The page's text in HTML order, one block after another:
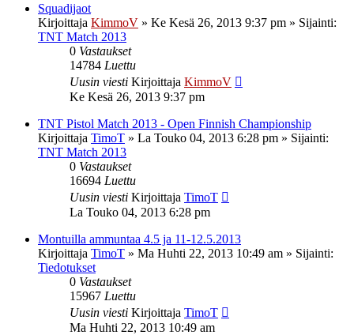
Squadijaot
Kirjoittaja KimmoV » Ke Kesä 26, 2013 9:37 pm » Sijainti:
TNT Match 2013
0 Vastaukset
14784 Luettu
Uusin viesti Kirjoittaja KimmoV
Ke Kesä 26, 2013 9:37 pm
TNT Pistol Match 2013 - Open Finnish Championship
Kirjoittaja TimoT » La Touko 04, 2013 6:28 pm » Sijainti:
TNT Match 2013
0 Vastaukset
16694 Luettu
Uusin viesti Kirjoittaja TimoT
La Touko 04, 2013 6:28 pm
Montuilla ammuntaa 4.5 ja 11-12.5.2013
Kirjoittaja TimoT » Ma Huhti 22, 2013 10:49 am » Sijainti:
Tiedotukset
0 Vastaukset
15967 Luettu
Uusin viesti Kirjoittaja TimoT
Ma Huhti 22, 2013 10:49 am